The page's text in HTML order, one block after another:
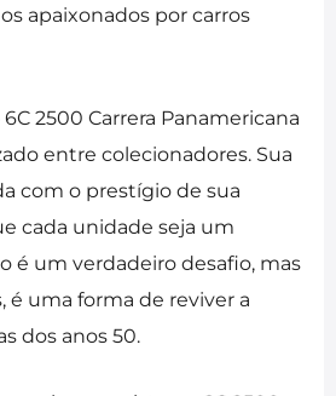
apaixonados por carros
2500 Carrera Panamericana
entre colecionadores. Sua
com o prestígio de sua
cada unidade seja um
é um verdadeiro desafio, mas
é uma forma de reviver a
dos anos 50.